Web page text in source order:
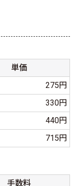
単価
275円
330円
440円
715円
手数料